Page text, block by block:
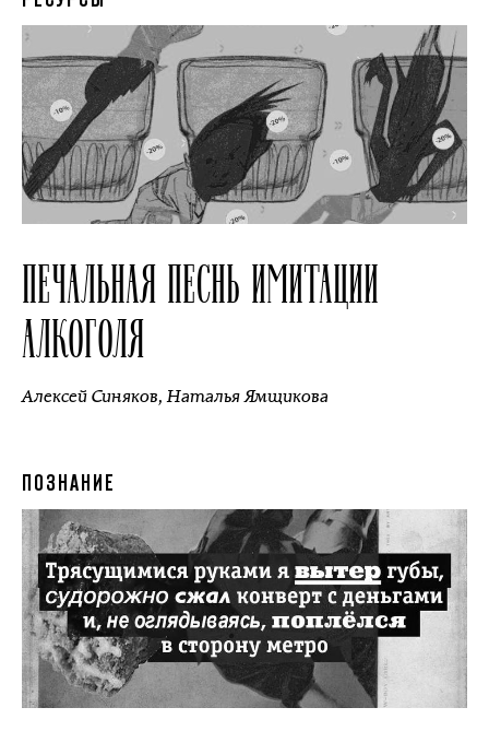
ПЕЧАЛЬНАЯ ПЕСНЬ ИМИТАЦИИ
АЛКОГОЛЯ
Алексей Синяков,Наталья Ямщикова
ПОЗНАНИЕ